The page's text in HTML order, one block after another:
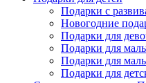
Подарки с
Новогодние
Подарки для
Подарки для
Подарки для
Подарки для